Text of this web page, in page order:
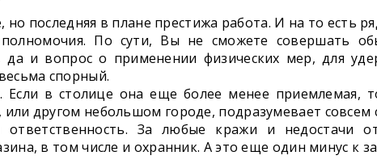
но последняя в плане престижа работа. И на то есть
По сути, Вы не сможете совершать
да и вопрос о применении физических мер, для
спорный.
Если в столице она еще более менее приемлемая,
другом небольшом городе, подразумевает совсем
ответственность. За любые кражи и недостачи
в том числе и охранник. А это еще один минус к